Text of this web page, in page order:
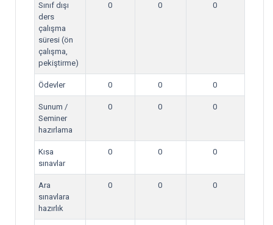
Sınıf dışı
ders
çalışma
süresi (ön
çalışma,
pekiştirme)
0 0 0
Ödevler 0 0 0
Sunum /
Seminer
hazırlama
0 0 0
Kısa
sınavlar
0 0 0
Ara
sınavlara
hazırlık
0 0 0